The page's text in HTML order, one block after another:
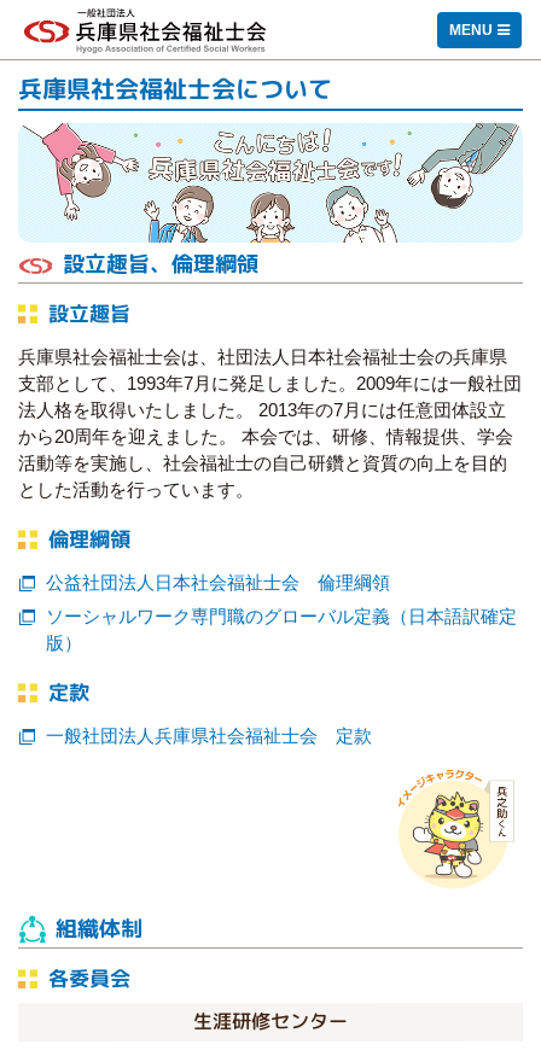
一般社団法人 兵庫県社会福祉士会
MENU
兵庫県社会福祉士会について
設立趣旨、倫理綱領
設立趣旨
兵庫県社会福祉士会は、社団法人日本社会福祉士会の兵庫県
支部として、1993年7月に発足しました。2009年には一般社団
法人格を取得いたしました。 2013年の7月には任意団体設立
から20周年を迎えました。 本会では、研修、情報提供、学会
活動等を実施し、社会福祉士の自己研鑽と資質の向上を目的
とした活動を行っています。
倫理綱領
公益社団法人日本社会福祉士会 倫理綱領
ソーシャルワーク専門職のグローバル定義（日本語訳確定
版）
定款
一般社団法人兵庫県社会福祉士会 定款
組織体制
各委員会
生涯研修センター